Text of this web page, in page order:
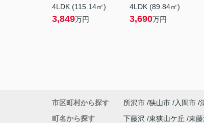
4LDK (115.14㎡)
3,849万円
4LDK (89.84㎡)
3,690万円
市区町村から探す 所沢市 狭山市 入間市
町名から探す
下藤沢 東狭山ケ丘 東藤